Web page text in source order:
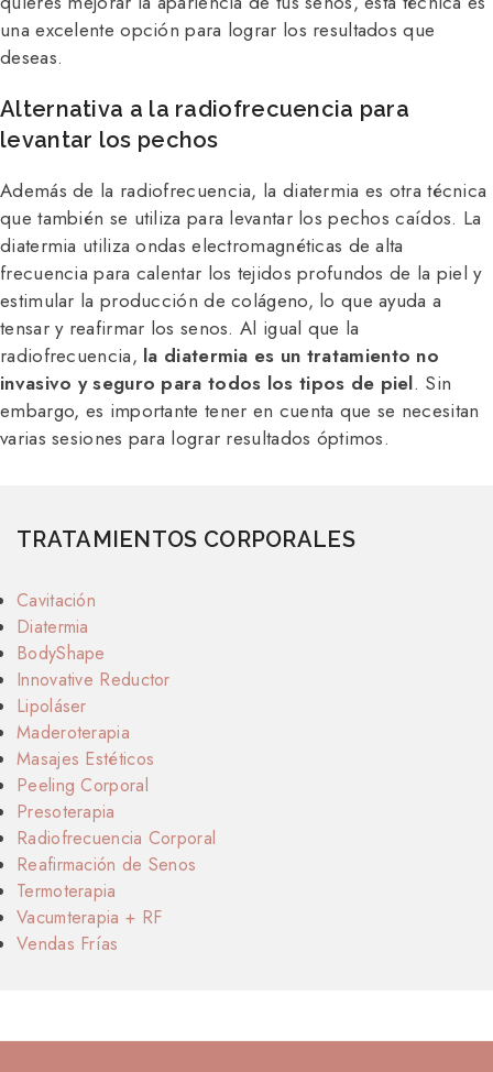
una excelente opción para lograr los resultados que
deseas.
Alternativa a la radiofrecuencia para
levantar los pechos
Además de la radiofrecuencia, la diatermia es otra técnica
que también se utiliza para levantar los pechos caídos. La
diatermia utiliza ondas electromagnéticas de alta
frecuencia para calentar los tejidos profundos de la piel y
estimular la producción de colágeno, lo que ayuda a
tensar y reafirmar los senos. Al igual que la
radiofrecuencia, la diatermia es un tratamiento no
invasivo y seguro para todos los tipos de piel. Sin
embargo, es importante tener en cuenta que se necesitan
varias sesiones para lograr resultados óptimos.
TRATAMIENTOS CORPORALES
Cavitación
Diatermia
BodyShape
Innovative Reductor
Lipoláser
Maderoterapia
Masajes Estéticos
Peeling Corporal
Presoterapia
Radiofrecuencia Corporal
Reafirmación de Senos
Termoterapia
Vacumterapia + RF
Vendas Frías